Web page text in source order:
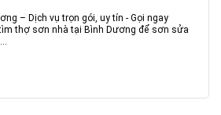
– Dịch vụ trọn gói, uy tín - Gọi ngay
thợ sơn nhà tại Bình Dương để sơn sửa